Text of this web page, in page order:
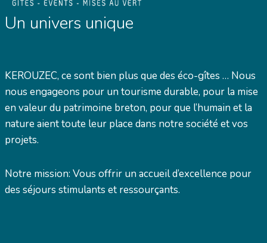
Un univers unique
KEROUZEC, ce sont bien plus que des éco-gîtes … Nous
nous engageons pour un tourisme durable, pour la mise
en valeur du patrimoine breton, pour que l’humain et la
nature aient toute leur place dans notre société et vos
projets.
Notre mission: Vous offrir un accueil d’excellence pour
des séjours stimulants et ressourçants.